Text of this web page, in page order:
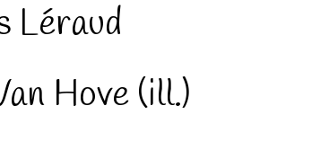
Léraud
Hove (ill.)